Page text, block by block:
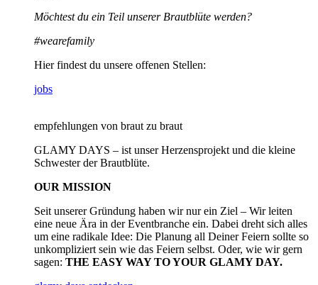
Möchtest du ein Teil unsererBrautblüte werden?
#wearefamily
Hier findest du unsere offenen Stellen:
jobs
empfehlungen von braut zu braut
GLAMY DAYS – ist unser Herzensprojekt und die kleine
Schwester der Brautblüte.
OUR MISSION
Seit unserer Gründung haben wir nur ein Ziel – Wir leiten
eine neue Ära in der Eventbranche ein. Dabei dreht sich alles
um eine radikale Idee: Die Planung all Deiner Feiern sollte so
unkompliziert sein wie das Feiern selbst. Oder, wie wir gern
sagen: THE EASY WAY TO YOUR GLAMY DAY.